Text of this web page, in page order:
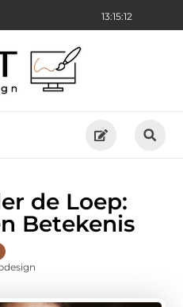
13:15:13
de Loep:
Betekenis